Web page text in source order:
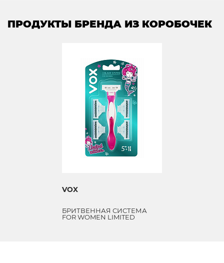
ПРОДУКТЫ БРЕНДА ИЗ КОРОБОЧЕК
VOX
БРИТВЕННАЯ СИСТЕМА
FOR WOMEN LIMITED